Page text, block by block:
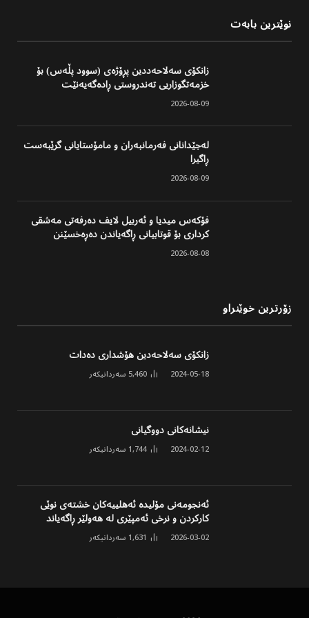
نوێترین بابەت
زانکۆی سەلاحەددین پڕۆژەی (سوود پڵەس) بۆ
خزمەتگوزاریی تەندروستی ڕادەگەیەنێت
2026-08-09
لەجێدانانی فەرمانبەران و مامۆستایانی گرێبەست
ڕاگیرا
2026-08-09
فۆکەس میدیا و ئەربیل لایف دەرفەتی مەشقی
کرداری بۆ قوتابیانی ڕاگەیاندن دەڕەخسێنن
2026-08-08
زۆرترین خوێنراو
زانکۆی سەلاحەدین هۆشداری دەدات
2024-05-18
5,460 سەردانیکەر
نیشانەکانی دووگیانی
2024-02-12
1,744 سەردانیکەر
ئەنجومەنی مۆلیدە ئەهلییەکان خشتەی نوێی
کارکردن و نرخی ئەمپێری لە هەولێر ڕاگەیاند
2026-03-02
1,631 سەردانیکەر